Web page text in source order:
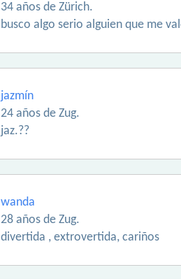
34 años de Zürich.
busco algo serio alguien que me
jazmín
24 años de Zug.
jaz.??
wanda
28 años de Zug.
divertida , extrovertida, cariños